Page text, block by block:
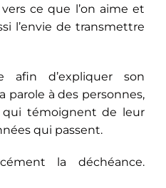
ce que l’on aime et
l’envie de transmettre
d’expliquer son
parole à des personnes,
témoignent de leur
qui passent.
la déchéance.